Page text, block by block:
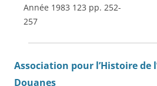
Année 1983 123 pp. 252-
257
Association pour l’Histoire de
Douanes